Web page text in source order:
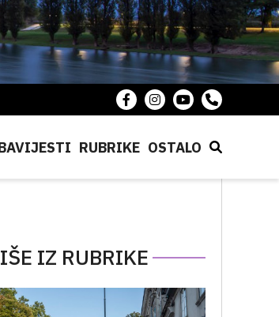
RUBRIKE OSTALO
IZ RUBRIKE